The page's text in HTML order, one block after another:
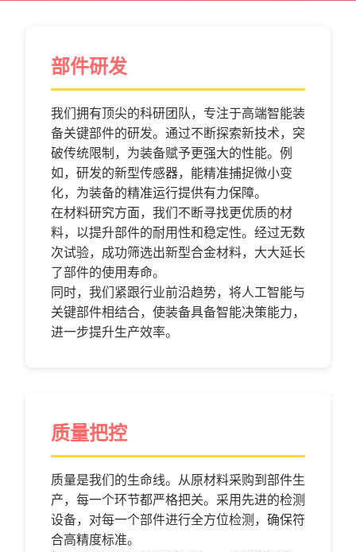
部件研发
我们拥有顶尖的科研团队，专注于高端智能装
备关键部件的研发。通过不断探索新技术，突
破传统限制，为装备赋予更强大的性能。例
如，研发的新型传感器，能精准捕捉微小变
化，为装备的精准运行提供有力保障。
在材料研究方面，我们不断寻找更优质的材
料，以提升部件的耐用性和稳定性。经过无数
次试验，成功筛选出新型合金材料，大大延长
了部件的使用寿命。
同时，我们紧跟行业前沿趋势，将人工智能与
关键部件相结合，使装备具备智能决策能力，
进一步提升生产效率。
质量把控
质量是我们的生命线。从原材料采购到部件生
产，每一个环节都严格把关。采用先进的检测
设备，对每一个部件进行全方位检测，确保符
合高精度标准。